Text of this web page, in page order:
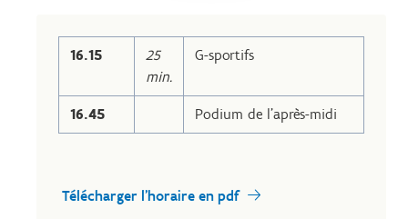
16.15
25
min.
G-sportifs
16.45 Podium de l’après-midi
Télécharger l'horaire en pdf